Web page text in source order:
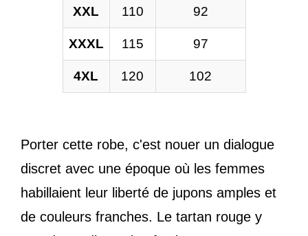
XXL 110 92
XXXL 115 97
4XL 120 102
Porter cette robe, c'est nouer un dialogue
discret avec une époque où les femmes
habillaient leur liberté de jupons amples et
de couleurs franches. Le tartan rouge y